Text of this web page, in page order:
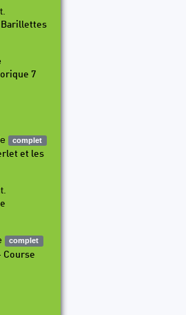
Barillettes
7
complet
et les
complet
Course